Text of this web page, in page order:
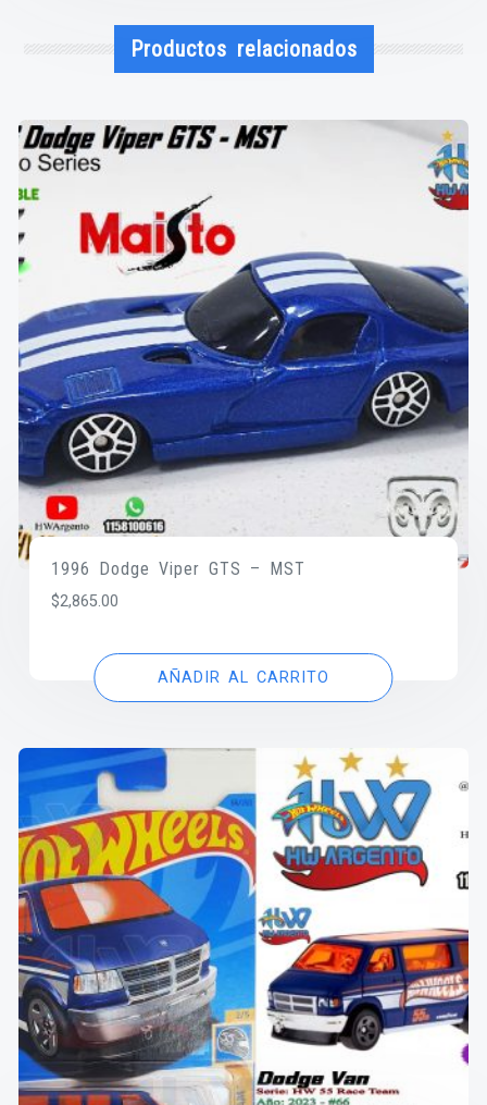
Productos relacionados
1996 Dodge Viper GTS – MST
$2,865.00
AÑADIR AL CARRITO